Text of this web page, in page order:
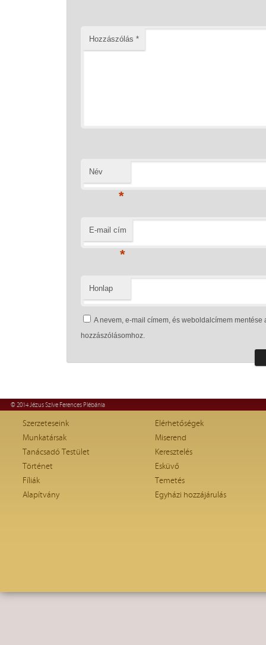
Hozzászólás *
Név
*
E-mail cím
*
Honlap
A nevem, e-mail címem, és weboldalcímem
hozzászólásomhoz.
© 2014 Jézus Szíve Ferences Plébánia
Szerzeteseink
Munkatársak
Tanácsadó Testület
Történet
Fíliák
Alapítvány
Elérhetőségek
Miserend
Keresztelés
Esküvő
Temetés
Egyházi hozzájárulás